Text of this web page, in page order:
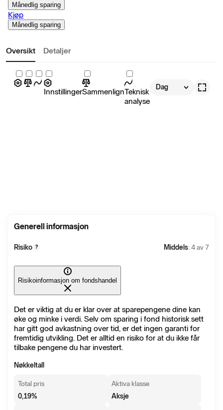
Månedlig sparing
Kjøp
Månedlig sparing
Oversikt Detaljer
InnstillingerSammenlignTeknisk
analyse
Dag
Generell informasjon
Risiko ? Middels: 4 av 7
Risikoinformasjon om fondshandel
Det er viktig at du er klar over at sparepengene dine kan
øke og minke i verdi. Selv om sparing i fond historisk sett
har gitt god avkastning over tid, er det ingen garanti for
fremtidig utvikling. Det er alltid en risiko for at du ikke får
tilbake pengene du har investert.
Nøkkeltall
Total pris
0,19%
Aktiva klasse
Aksje